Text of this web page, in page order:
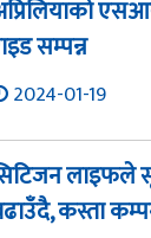
सम्पन्न
2024-01-19
लाइफले
कस्ता